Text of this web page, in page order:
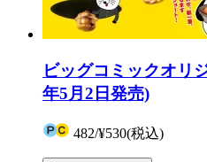
ビッグコミックオリ
年5月2日発売)
482/¥530(税込)